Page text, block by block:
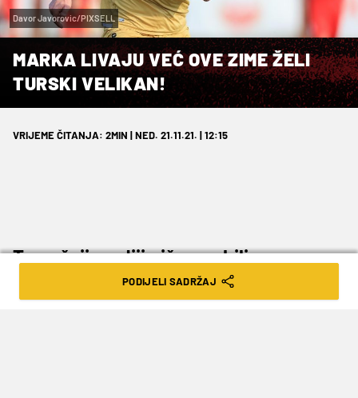
Davor Javorovic/PIXSELL
MARKA LIVAJU VEĆ OVE ZIME ŽELI
TURSKI VELIKAN!
VRIJEME ČITANJA: 2MIN | NED. 21.11.21. | 12:15
Tamošnji mediji pišu o ozbiljnom
interesu koji bi u siječnju mogao
PODIJELI SADRŽAJ